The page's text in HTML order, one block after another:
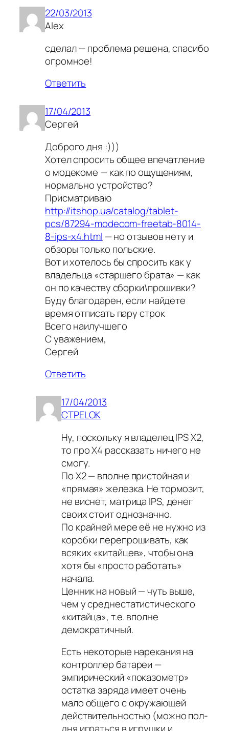
22/03/2013
Alex
сделал — проблема решена, спасибо
огромное!
Ответить
17/04/2013
Сергей
Доброго дня :)))
Хотел спросить общее впечатление
о модекоме — как по ощущениям,
нормально устройство?
Присматриваю
http://itshop.ua/catalog/tablet-
pcs/87294-modecom-freetab-8014-
8-ips-x4.html — но отзывов нету и
обзоры только польские.
Вот и хотелось бы спросить как у
владельца «старшего брата» — как
он по качеству сборки\прошивки?
Буду благодарен, если найдете
время отписать пару строк
Всего наилучшего
С уважением,
Сергей
Ответить
17/04/2013
CTPELOK
Ну, поскольку я владелец IPS X2,
то про X4 рассказать ничего не
смогу.
По X2 — вполне пристойная и
«прямая» железка. Не тормозит,
не виснет, матрица IPS, денег
своих стоит однозначно.
По крайней мере её не нужно из
коробки перепрошивать, как
всяких «китайцев», чтобы она
хотя бы «просто работать»
начала.
Ценник на новый — чуть выше,
чем у среднестатистического
«китайца», т.е. вполне
демократичный.
Есть некоторые нарекания на
контроллер батареи —
эмпирический «показометр»
остатка заряда имеет очень
мало общего с окружающей
действительностью (можно пол-